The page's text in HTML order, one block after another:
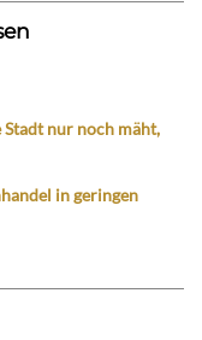
nur noch mäht,
in geringen